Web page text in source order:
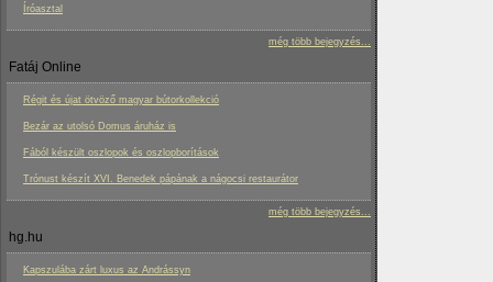
Íróasztal
még több bejegyzés...
Fatáj Online
Régit és újat ötvöző magyar bútorkollekció
Bezár az utolsó Domus áruház is
Fából készült oszlopok és oszlopborítások
Trónust készít XVI. Benedek pápának a nágocsi restaurátor
még több bejegyzés...
hg.hu
Kapszulába zárt luxus az Andrássyn